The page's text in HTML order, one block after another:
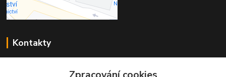
Kontakty
+420 566 524 868